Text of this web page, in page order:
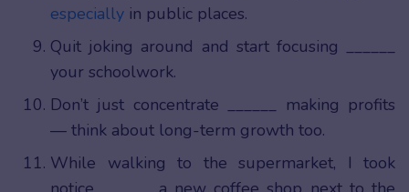
especially in public places.
Quit joking around and start focusing ______
your schoolwork.
Don’t just concentrate ______ making profits
— think about long-term growth too.
While walking to the supermarket, I took